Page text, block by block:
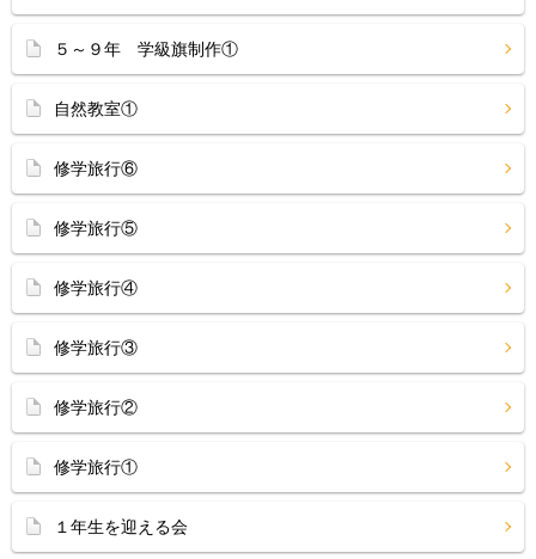
５～９年 学級旗制作①
自然教室①
修学旅行⑥
修学旅行⑤
修学旅行④
修学旅行③
修学旅行②
修学旅行①
１年生を迎える会